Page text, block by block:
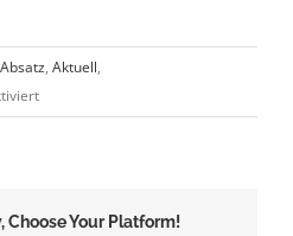
Absatz, Aktuell,
für
AKF-
Choose Your Platform!